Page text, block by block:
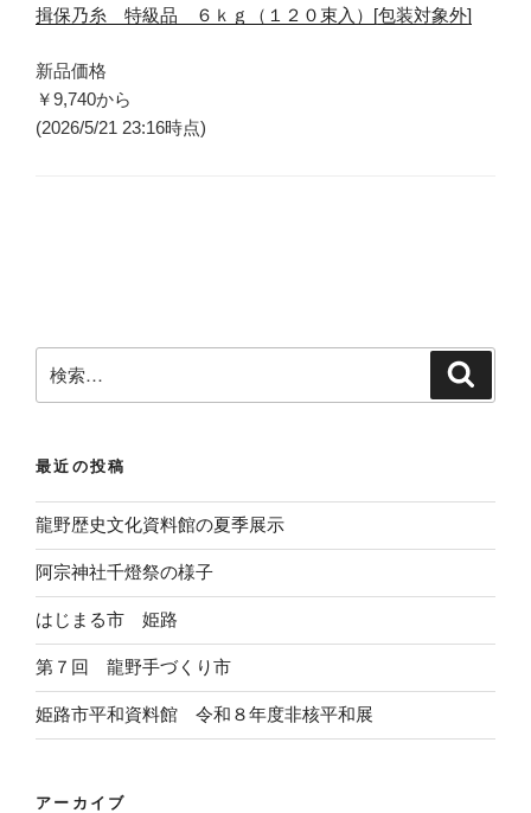
揖保乃糸 特級品 ６ｋｇ（１２０束入）[包装対象外]
新品価格
￥9,740から
(2026/5/21 23:16時点)
最近の投稿
龍野歴史文化資料館の夏季展示
阿宗神社千燈祭の様子
はじまる市 姫路
第７回 龍野手づくり市
姫路市平和資料館 令和８年度非核平和展
アーカイブ